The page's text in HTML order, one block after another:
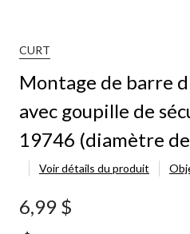
CURT
Montage de barre
avec goupille de
19746 (diamètre
Voir détails du produit
6,99 $